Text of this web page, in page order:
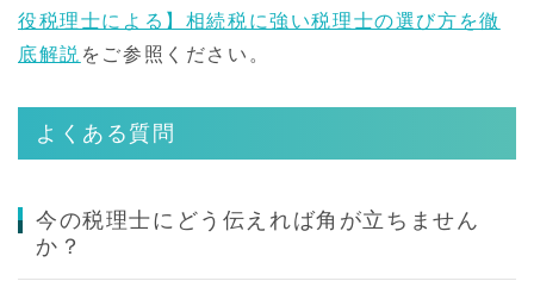
役税理士による】相続税に強い税理士の選び方を徹
底解説 をご参照ください。
よくある質問
今の税理士にどう伝えれば角が立ちません
か？